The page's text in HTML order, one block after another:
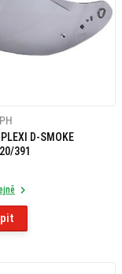
D-SMOKE
391